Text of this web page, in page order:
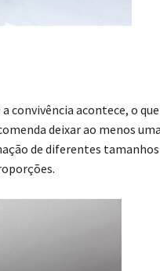
convivência acontece, o que
deixar ao menos
de diferentes